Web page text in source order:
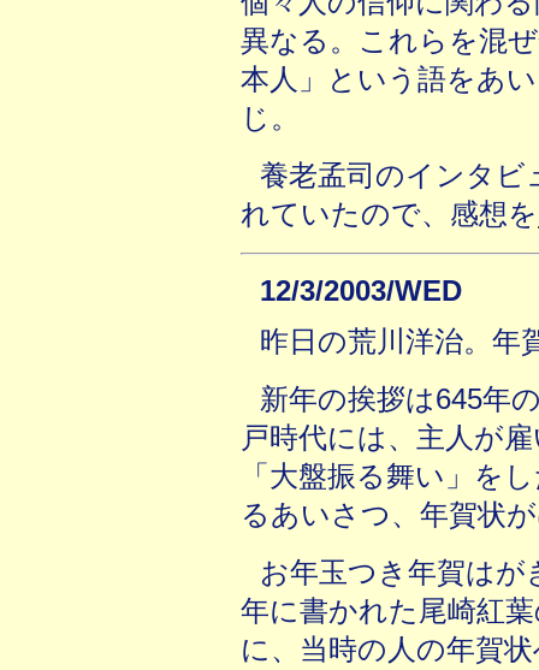
異なる。これらを混
本人」という語をあ
じ。
養老孟司のインタビ
れていたので、感想を
12/3/2003/WED
昨日の荒川洋治。年
新年の挨拶は645年
戸時代には、主人が
「大盤振る舞い」を
るあいさつ、年賀状
お年玉つき年賀はが
年に書かれた尾崎紅
に、当時の人の年賀